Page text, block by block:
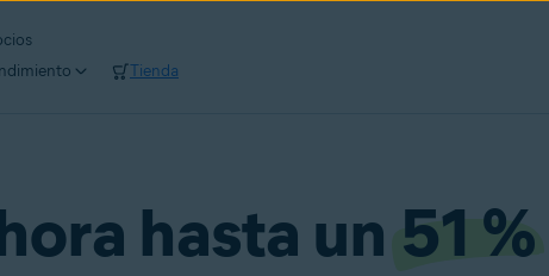
Tienda
hasta un 51 %